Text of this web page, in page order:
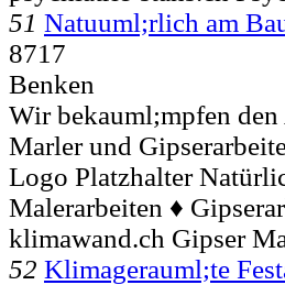
51 Natuuml;rlich am
8717
Benken
Wir bekauml;mpfen den
Marler und
Logo Platzhalter
Malerarbeiten ♦
klimawand.ch Gipser
52 Klimagerauml;te